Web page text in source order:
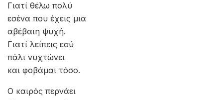
Γιατί θέλω πολύ
εσένα που έχεις μια
αβέβαιη ψυχή.
Γιατί λείπεις εσύ
πάλι νυχτώνει
και φοβάμαι τόσο.
Ο καιρός περνάει